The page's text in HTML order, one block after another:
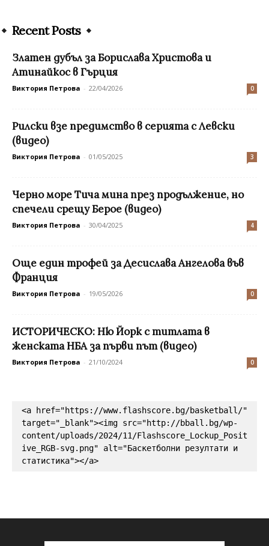
Recent Posts
Златен дубъл за Борислава Христова и
Атинайкос в Гърция
Виктория Петрова - 22/04/2026 0
Рилски взе предимство в серията с Левски
(видео)
Виктория Петрова - 01/05/2025 3
Черно море Тича мина през продължение, но
спечели срещу Берое (видео)
Виктория Петрова - 30/04/2025 4
Още един трофей за Десислава Ангелова във
Франция
Виктория Петрова - 19/05/2026 0
ИСТОРИЧЕСКО: Ню Йорк с титлата в
женската НБА за първи път (видео)
Виктория Петрова - 21/10/2024 0
<a href="https://www.flashscore.bg/basketball/"
target="_blank"><img src="http://bball.bg/wp-
content/uploads/2024/11/Flashscore_Lockup_Posit
ive_RGB-svg.png" alt="Баскетболни резултати и
статистика"></a>